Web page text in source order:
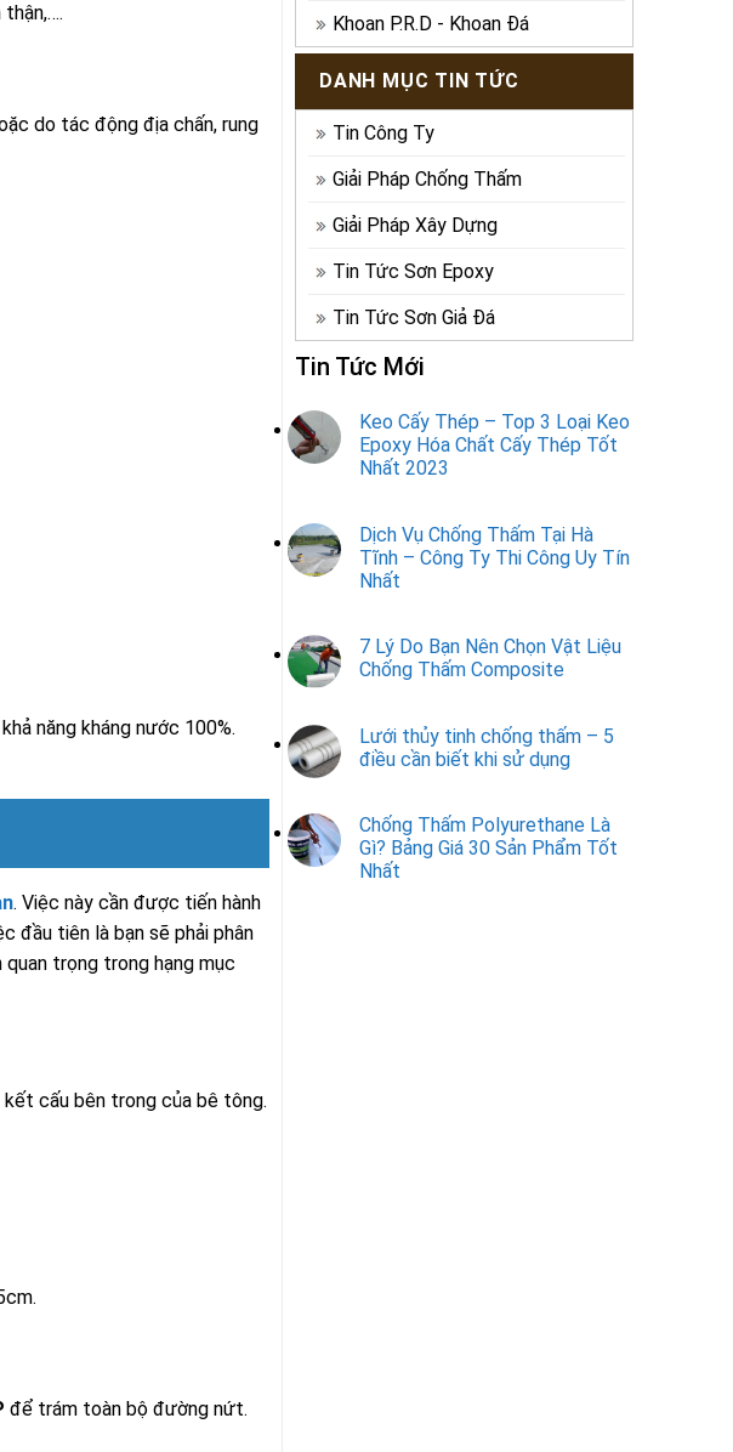
do tác động địa chấn, rung
năng kháng nước 100%.
. Việc này cần được tiến hành
đầu tiên là bạn sẽ phải phân
trọng trong hạng mục
cấu bên trong của bê tông.
để trám toàn bộ đường nứt.
Khoan P.R.D - Khoan Đá
DANH MỤC TIN TỨC
Tin Công Ty
Giải Pháp Chống Thấm
Giải Pháp Xây Dựng
Tin Tức Sơn Epoxy
Tin Tức Sơn Giả Đá
Tin Tức Mới
Keo Cấy Thép – Top 3 Loại Keo
Epoxy Hóa Chất Cấy Thép Tốt
Nhất 2023
Dịch Vụ Chống Thấm Tại Hà
Tĩnh – Công Ty Thi Công Uy Tín
Nhất
7 Lý Do Bạn Nên Chọn Vật Liệu
Chống Thấm Composite
Lưới thủy tinh chống thấm – 5
điều cần biết khi sử dụng
Chống Thấm Polyurethane Là
Gì? Bảng Giá 30 Sản Phẩm Tốt
Nhất